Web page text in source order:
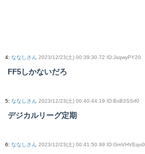
4: ななしさん 2023/12/23(土) 00:39:30.72 ID:JxqwyPY20
FF5しかないだろ
5: ななしさん 2023/12/23(土) 00:40:44.19 ID:BxB3SSrf0
デジカルリーグ定期
6: ななしさん 2023/12/23(土) 00:41:50.99 ID:GmVHVEqo0